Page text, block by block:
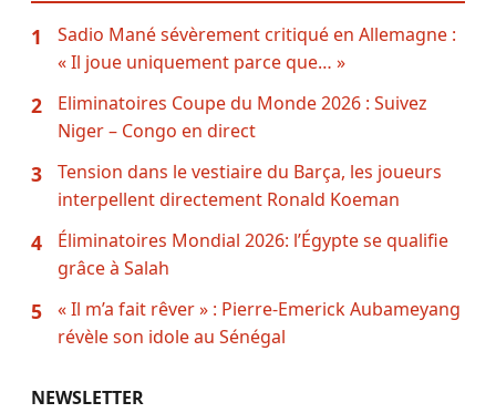
1
Sadio Mané sévèrement critiqué en Allemagne :
« Il joue uniquement parce que… »
2
Eliminatoires Coupe du Monde 2026 : Suivez
Niger – Congo en direct
3
Tension dans le vestiaire du Barça, les joueurs
interpellent directement Ronald Koeman
4
Éliminatoires Mondial 2026: l’Égypte se qualifie
grâce à Salah
5
« Il m’a fait rêver » : Pierre-Emerick Aubameyang
révèle son idole au Sénégal
NEWSLETTER